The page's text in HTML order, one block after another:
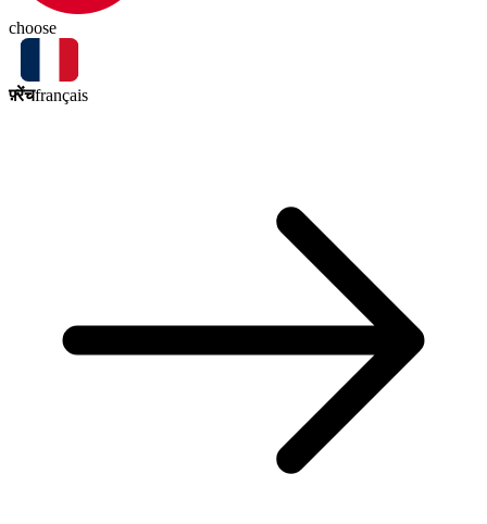
choose
फ़्रेंचfrançais